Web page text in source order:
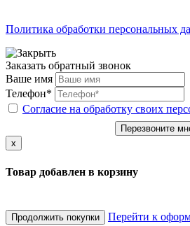
Политика обработки персональных
Заказать обратный звонок
Ваше имя
Телефон*
Согласие на обработку своих
Перезвоните
x
Товар добавлен в корзину
Продолжить покупки
Перейти к